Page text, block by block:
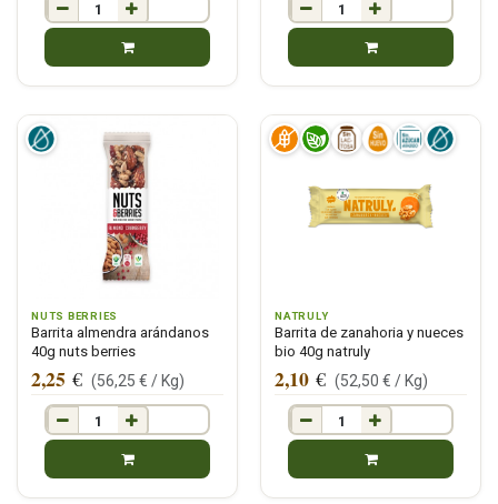
NUTS BERRIES
Barrita almendra arándanos
40g nuts berries
2,25 € (56,25 € / Kg)
NATRULY
Barrita de zanahoria y nueces
bio 40g natruly
2,10 € (52,50 € / Kg)